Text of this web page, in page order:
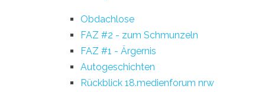
Obdachlose
FAZ #2 - zum Schmunzeln
FAZ #1 - Ärgernis
Autogeschichten
Rückblick 18.medienforum nrw